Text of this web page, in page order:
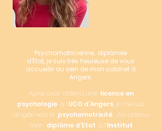
Psychomotricienne, diplômée
d'Etat, je suis très heureuse de vous
accueillir au sein de mon cabinet à
Angers.
Après avoir obtenu une licence en
psychologie à l’UCO d’Angers, je me suis
dirigée vers la psychomotricité. J’ai obtenu
mon diplôme d’Etat à l’Institut